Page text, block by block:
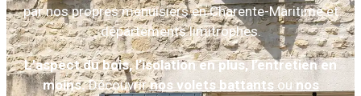
par nos propres menuisiers en Charente-Maritime et
départements limitrophes.
L’aspect du bois, l’isolation en plus, l’entretien en
moins.Découvrirnos volets battantsou nos